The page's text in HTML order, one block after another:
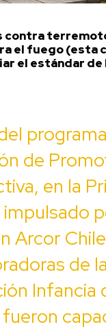
contra
el fuego (esta
el estándar de
programa
de
en la
impulsado
Arcor
de la
Infancia